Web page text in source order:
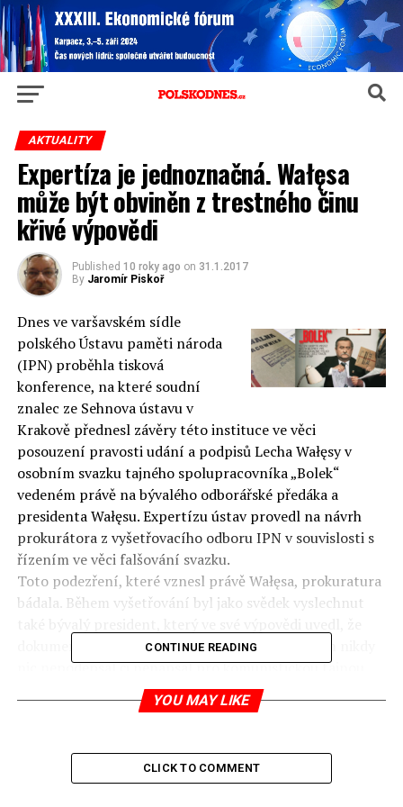
AKTUALITY
Expertíza je jednoznačná. Wałęsa
může být obviněn z trestného činu
křivé výpovědi
Published 10 roky ago on 31.1.2017
By Jaromír Piskoř
Dnes ve varšavském sídle
polského Ústavu paměti národa
(IPN) proběhla tisková
konference, na které soudní
znalec ze Sehnova ústavu v
Krakově přednesl závěry této instituce ve věci
posouzení pravosti udání a podpisů Lecha Wałęsy v
osobním svazku tajného spolupracovníka „Bolek“
vedeném právě na bývalého odborářské předáka a
presidenta Wałęsu. Expertízu ústav provedl na návrh
prokurátora z vyšetřovacího odboru IPN v souvislosti s
řízením ve věci falšování svazku.
Toto podezření, které vznesl právě Wałęsa, prokuratura
bádala. Během vyšetřování byl jako svědek vyslechnut
dokumentace tajné policie SB je podvrhem, že on nikdy
nic nepodepsal či nenapsal pro komunistickou tajnou
policii SB. Výsledek expertízy je jednoznačný – takřka
všechny dokumenty, včetně potvrzení příjmu peněz za
Znamená to, že vyšetřovací odbor IPN bude patrně
muset zahájit trestní řízení se svědkem, který se v rámci
CONTINUE READING
YOU MAY LIKE
CLICK TO COMMENT